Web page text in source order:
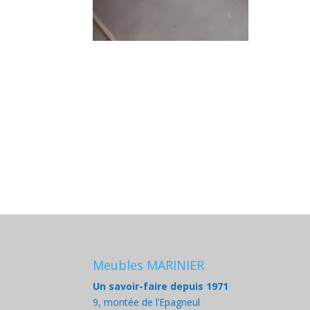
Meubles MARINIER
Un savoir-faire depuis 1971
9, montée de l’Epagneul